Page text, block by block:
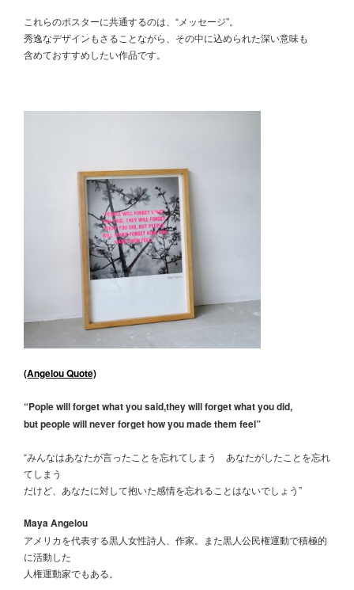
これらのポスターに共通するのは、“メッセージ”。
秀逸なデザインもさることながら、その中に込められた深い意味も
含めておすすめしたい作品です。
(Angelou Quote)
“Pople will forget what you said,they will forget what you did,
but people will never forget how you made them feel”
“みんなはあなたが言ったことを忘れてしまう あなたがしたことを忘れ
てしまう
だけど、あなたに対して抱いた感情を忘れることはないでしょう”
Maya Angelou
アメリカを代表する黒人女性詩人、作家。また黒人公民権運動で積極的
に活動した
人権運動家でもある。